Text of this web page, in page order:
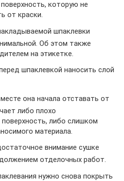
которую не
от краски.
шпаклевки
Об этом также
на этикетке.
шпаклевкой наносить слой
она начала отставать от
либо плохо
либо слишком
материала.
внимание сушке
отделочных работ.
нужно снова покрыть